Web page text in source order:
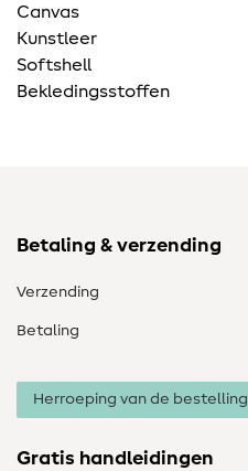
Canvas
Kunstleer
Softshell
Bekledingsstoffen
Betaling & verzending
Verzending
Betaling
Herroeping van de bestelling
Gratis handleidingen